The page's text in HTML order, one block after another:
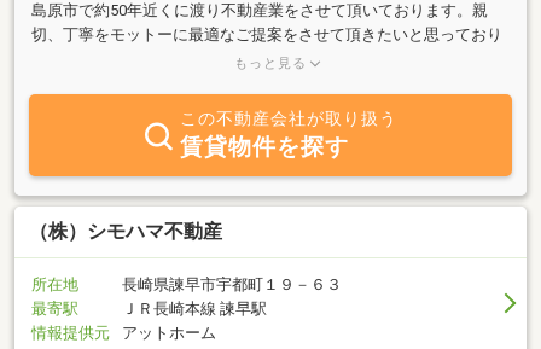
島原市で約50年近くに渡り不動産業をさせて頂いております。親
切、丁寧をモットーに最適なご提案をさせて頂きたいと思っており
ます。不動産に関する事はすべてお気軽に島原市を知りつくした当
もっと見る
この不動産会社が取り扱う
賃貸物件を探す
（株）シモハマ不動産
所在地
長崎県諫早市宇都町１９－６３
最寄駅
ＪＲ長崎本線 諫早駅
情報提供元
アットホーム